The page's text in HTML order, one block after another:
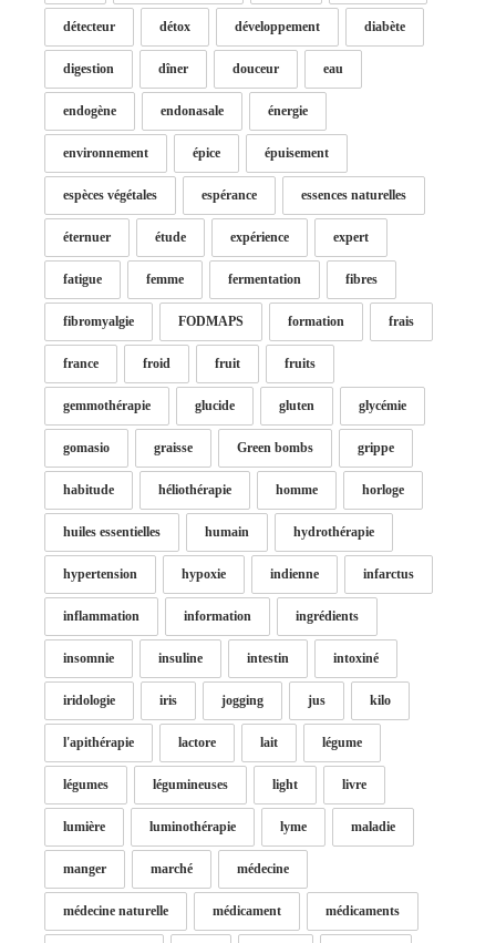
détecteur détox développement diabète
digestion dîner douceur eau
endogène endonasale énergie
environnement épice épuisement
espèces végétales espérance essences naturelles
éternuer étude expérience expert
fatigue femme fermentation fibres
fibromyalgie FODMAPS formation frais
france froid fruit fruits
gemmothérapie glucide gluten glycémie
gomasio graisse Green bombs grippe
habitude héliothérapie homme horloge
huiles essentielles humain hydrothérapie
hypertension hypoxie indienne infarctus
inflammation information ingrédients
insomnie insuline intestin intoxiné
iridologie iris jogging jus kilo
l'apithérapie lactore lait légume
légumes légumineuses light livre
lumière luminothérapie lyme maladie
manger marché médecine
médecine naturelle médicament médicaments